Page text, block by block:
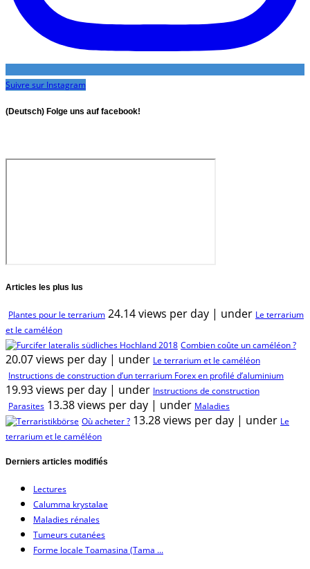
Suivre sur Instagram
(Deutsch) Folge uns auf facebook!
Articles les plus lus
Plantes pour le terrarium 24.14 views per day | under Le terrarium
et le caméléon
Combien coûte un caméléon ?
20.07 views per day | under Le terrarium et le caméléon
Instructions de construction d’un terrarium Forex en profilé d’aluminium
19.93 views per day | under Instructions de construction
Parasites 13.38 views per day | under Maladies
Où acheter ? 13.28 views per day | under Le
terrarium et le caméléon
Derniers articles modifiés
Lectures
Calumma krystalae
Maladies rénales
Tumeurs cutanées
Forme locale Toamasina (Tama ...